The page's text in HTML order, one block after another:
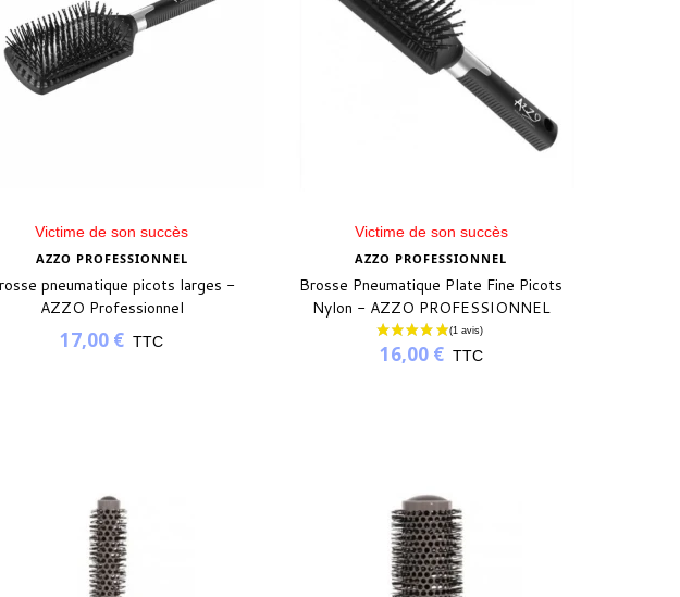
Victime de son succès
AZZO PROFESSIONNEL
pneumatique picots larges -
AZZO Professionnel
17,00 € TTC
Victime de son succès
AZZO PROFESSIONNEL
Brosse Pneumatique Plate Fine Picots
Nylon - AZZO PROFESSIONNEL
16,00 € TTC